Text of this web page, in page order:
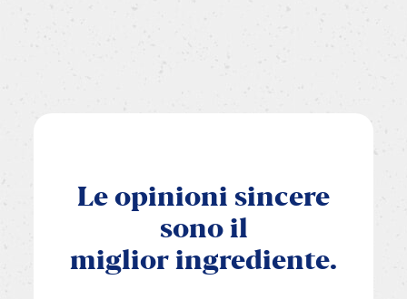
Le opinioni sincere
sono il
miglior ingrediente.